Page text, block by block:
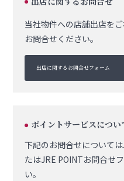
●
当社物件への店舗出店を
お問合せください。
出店に関するお問合せフォーム
● ポイントサービスにつ
下記のお問合せについて
たはJRE POINTお問合せ
い。